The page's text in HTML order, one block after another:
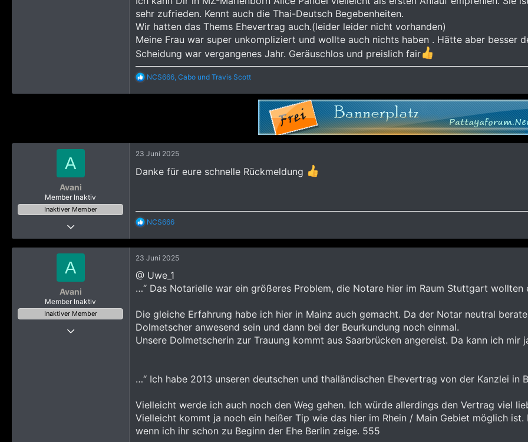
sehr zufrieden. Kennt auch die Thai-Deutsch Begebenheiten.
Wir hatten das Thems Ehevertrag auch.(leider leider nicht vorhanden)
Meine Frau war super unkompliziert und wollte auch nichts haben . Hätte aber besser
Scheidung war vergangenes Jahr. Geräuschlos und preislich fair
R
a
n
e
:
NCS666, Cabo und Travis Scott
A
Avani
Member Inaktiv
Inaktiver Member
30 Januar 2024
39
23 Juni 2025
Danke für eure schnelle Rückmeldung
R
a
k
t
o
n
:
NCS666
A
Avani
Member Inaktiv
Inaktiver Member
30 Januar 2024
23 Juni 2025
@ Uwe_1
…“ Das Notarielle war ein größeres Problem, die Notare hier im Raum Stuttgart
Die gleiche Erfahrung habe ich hier in Mainz auch gemacht. Da der Notar neutral
Dolmetscher anwesend sein und dann bei der Beurkundung noch einmal.
Unsere Dolmetscherin zur Trauung kommt aus Saarbrücken angereist. Da kann ich
…“ Ich habe 2013 unseren deutschen und thailändischen Ehevertrag von der Kanzlei in
Vielleicht werde ich auch noch den Weg gehen. Ich würde allerdings den Vertrag viel
Vielleicht kommt ja noch ein heißer Tip wie das hier im Rhein / Main Gebiet möglich
wenn ich ihr schon zu Beginn der Ehe Berlin zeige. 555